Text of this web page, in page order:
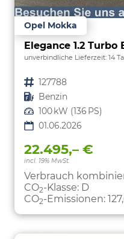
Opel Mokka
unverbindliche Lieferzeit: 14
Fahrzeugnr. 127788
Kraftstoff Benzin
Leistung 100 kW (136 PS)
01.06.2026
22.495,– €
incl. 19% MwSt.
Verbrauch
CO2-Klasse: D
CO2-Emissionen: